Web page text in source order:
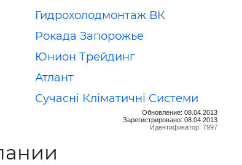
Гидрохолодмонтаж ВК
Рокада Запорожье
Юнион Трейдинг
Атлант
Сучасні Кліматичні Системи
Обновление: 08.04.2013
Зарегистрировано: 08.04.2013
Идентификатор: 7997